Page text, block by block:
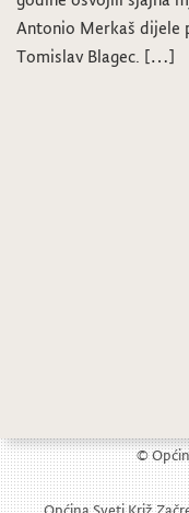
Antonio Merkaš dijele
Tomislav Blagec. […]
©